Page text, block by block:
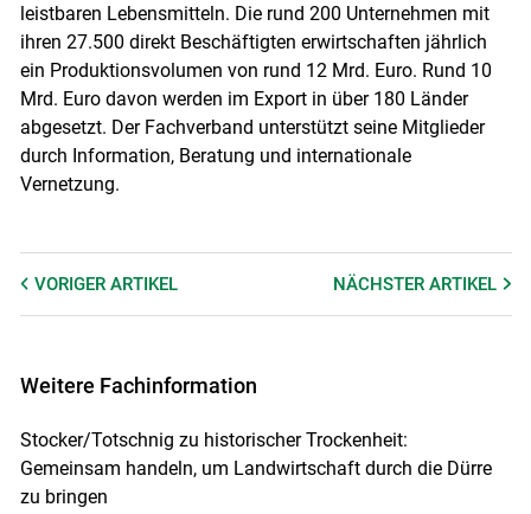
leistbaren Lebensmitteln. Die rund 200 Unternehmen mit
ihren 27.500 direkt Beschäftigten erwirtschaften jährlich
ein Produktionsvolumen von rund 12 Mrd. Euro. Rund 10
Mrd. Euro davon werden im Export in über 180 Länder
abgesetzt. Der Fachverband unterstützt seine Mitglieder
durch Information, Beratung und internationale
Vernetzung.
VORIGER ARTIKEL NÄCHSTERARTIKEL
Weitere Fachinformation
Stocker/Totschnig zu historischer Trockenheit:
Gemeinsam handeln, um Landwirtschaft durch die Dürre
zu bringen